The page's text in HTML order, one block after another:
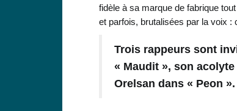
fidèle à sa marque de fabrique
et parfois, brutalisées par la voix :
Trois rappeurs sont
« Maudit », son
Orelsan dans « Peon ».